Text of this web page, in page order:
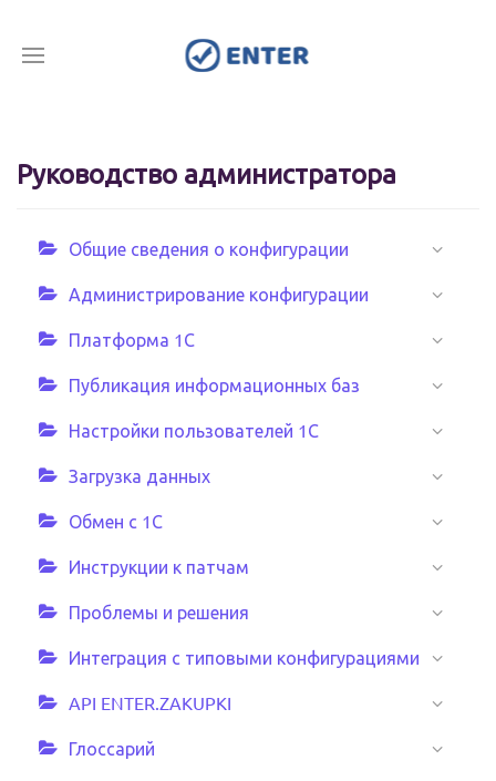
Руководство администратора
Общие сведения о конфигурации
Администрирование конфигурации
Платформа 1С
Публикация информационных баз
Настройки пользователей 1С
Загрузка данных
Обмен с 1С
Инструкции к патчам
Проблемы и решения
Интеграция с типовыми конфигурациями
API ENTER.ZAKUPKI
Глоссарий